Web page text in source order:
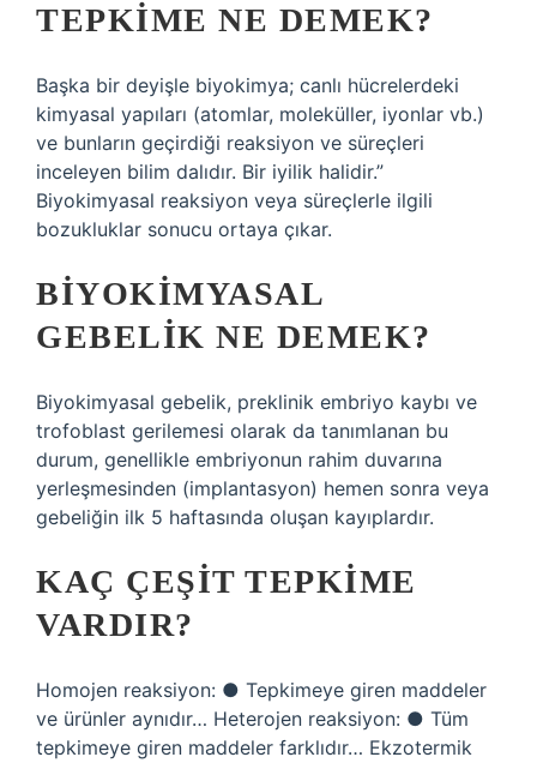
TEPKIME NE DEMEK?
Başka bir deyişle biyokimya; canlı hücrelerdeki
kimyasal yapıları (atomlar, moleküller, iyonlar vb.)
ve bunların geçirdiği reaksiyon ve süreçleri
inceleyen bilim dalıdır. Bir iyilik halidir.”
Biyokimyasal reaksiyon veya süreçlerle ilgili
bozukluklar sonucu ortaya çıkar.
BIYOKIMYASAL
GEBELIK NE DEMEK?
Biyokimyasal gebelik, preklinik embriyo kaybı ve
trofoblast gerilemesi olarak da tanımlanan bu
durum, genellikle embriyonun rahim duvarına
yerleşmesinden (implantasyon) hemen sonra veya
gebeliğin ilk 5 haftasında oluşan kayıplardır.
KAÇ ÇEŞIT TEPKIME
VARDIR?
Homojen reaksiyon: ● Tepkimeye giren maddeler
ve ürünler aynıdır… Heterojen reaksiyon: ● Tüm
tepkimeye giren maddeler farklıdır… Ekzotermik